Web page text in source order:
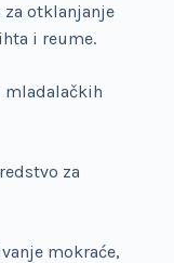
otklanjanje
i reume.
mladalačkih
za
mokraće,